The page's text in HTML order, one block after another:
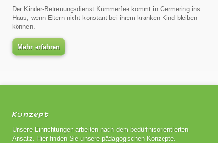
Der Kinder-Betreuungsdienst Kümmerfee kommt in Germering ins
Haus, wenn Eltern nicht konstant bei ihrem kranken Kind bleiben
können.
Mehr erfahren
Konzept
Unsere Einrichtungen arbeiten nach dem bedürfnisorientierten
Ansatz. Hier finden Sie unsere pädagogischen Konzepte.